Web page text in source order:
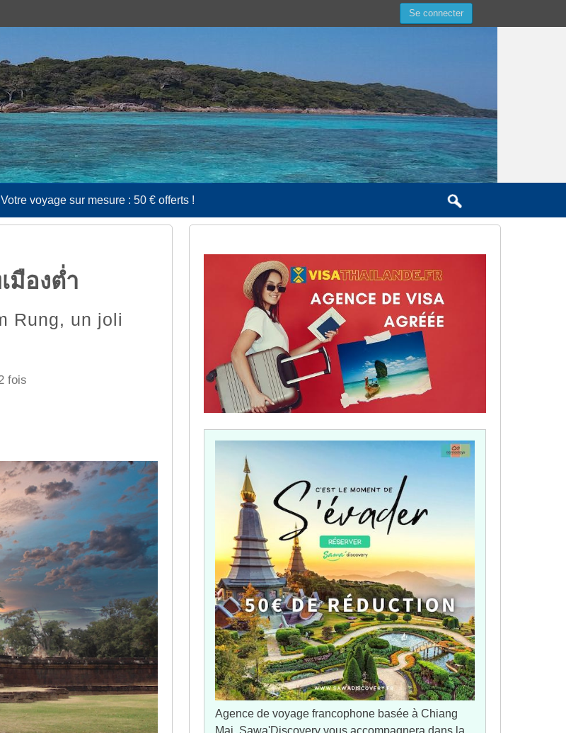
Se connecter
Votre voyage sur mesure : 50 € offerts !
มืองต่ำ
Rung, un joli
fois
Agence de voyage francophone basée à Chiang
Mai, Sawa'Discovery vous accompagnera dans la